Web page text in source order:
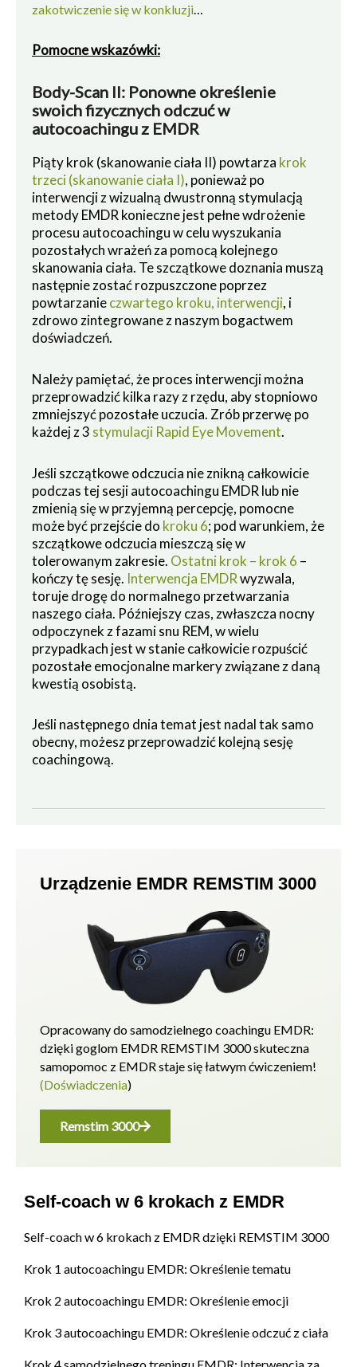
zakotwiczenie się w konkluzji
Pomocne wskazówki:
Body-Scan II: Ponowne określenie
swoich fizycznych odczuć w
autocoachingu z EMDR
Piąty krok (skanowanie ciała II) powtarza krok
trzeci (skanowanie ciała I), ponieważ po
interwencji z wizualną dwustronną stymulacją
metody EMDR konieczne jest pełne wdrożenie
procesu autocoachingu w celu wyszukania
pozostałych wrażeń za pomocą kolejnego
skanowania ciała. Te szczątkowe doznania muszą
następnie zostać rozpuszczone poprzez
powtarzanieczwartego kroku, interwencji, i
zdrowo zintegrowane z naszym bogactwem
doświadczeń.
Należy pamiętać, że proces interwencji można
przeprowadzić kilka razy z rzędu, aby stopniowo
zmniejszyć pozostałe uczucia. Zrób przerwę po
każdej z 3 stymulacji Rapid Eye Movement.
Jeśli szczątkowe odczucia nie znikną całkowicie
podczas tej sesji autocoachingu EMDR lub nie
zmienią się w przyjemną percepcję, pomocne
może być przejście do kroku 6; pod warunkiem, że
szczątkowe odczucia mieszczą się w
tolerowanym zakresie. Ostatni krok – krok 6 –
kończy tę sesję. Interwencja EMDRwyzwala,
toruje drogę do normalnego przetwarzania
naszego ciała. Późniejszy czas, zwłaszcza nocny
odpoczynek z fazami snu REM, w wielu
przypadkach jest w stanie całkowicie rozpuścić
pozostałe emocjonalne markery związane z daną
kwestią osobistą.
Jeśli następnego dnia temat jest nadal tak samo
obecny, możesz przeprowadzić kolejną sesję
coachingową.
Urządzenie EMDR REMSTIM 3000
Opracowany do samodzielnego coachingu EMDR:
dzięki goglom EMDR REMSTIM 3000 skuteczna
samopomoc z EMDR staje się łatwym ćwiczeniem!
(Doświadczenia)
Remstim 3000
Self-coach w 6 krokach z EMDR
Self-coach w 6 krokach z EMDR dzięki REMSTIM 3000
Krok 1 autocoachingu EMDR: Określenie tematu
Krok 2 autocoachingu EMDR: Określenie emocji
Krok 3 autocoachingu EMDR: Określenie odczuć z ciała